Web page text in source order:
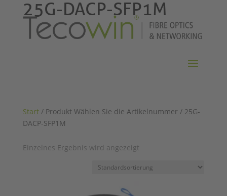
Start/ Produkt Wählen Sie die Artikelnummer / 25G-
DACP-SFP1M
25G-DACP-SFP1M
Einzelnes Ergebnis wird angezeigt